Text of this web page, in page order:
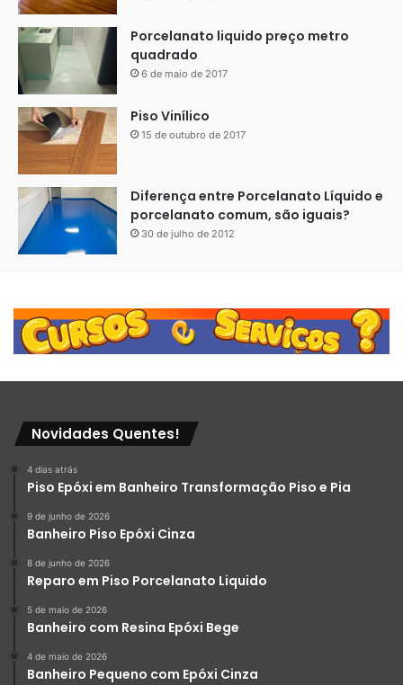
Porcelanato liquido preço metro
quadrado
6 de maio de 2017
Piso Vinílico
15 de outubro de 2017
Diferença entre Porcelanato Líquido e
porcelanato comum, são iguais?
30 de julho de 2012
Novidades Quentes!
4 dias atrás
Piso Epóxi em Banheiro Transformação Piso e Pia
9 de junho de 2026
Banheiro Piso Epóxi Cinza
8 de junho de 2026
Reparo em Piso Porcelanato Liquido
5 de maio de 2026
Banheiro com Resina Epóxi Bege
4 de maio de 2026
Banheiro Pequeno com Epóxi Cinza